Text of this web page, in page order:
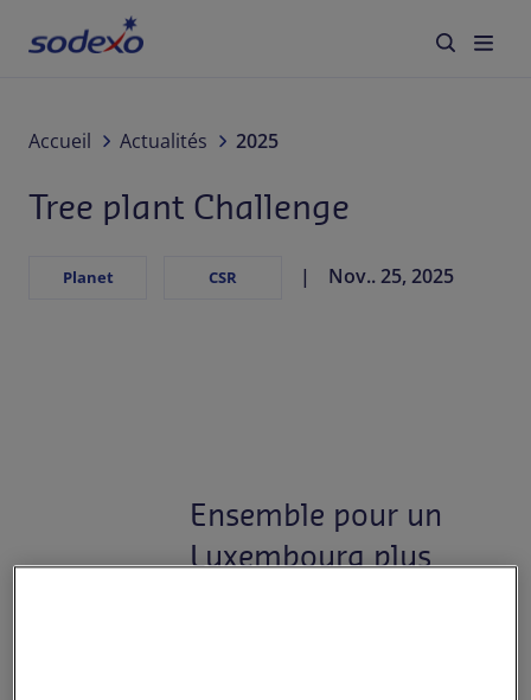
À propos de nous
Services & Marques
Secteurs
Accueil Actualités 2025
Tree plant Challenge
Planet CSR Nov.. 25, 2025
Ensemble pour un
Luxembourg plus